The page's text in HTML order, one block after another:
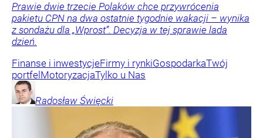
Prawie dwie trzecie Polaków chce przywrócenia
pakietu CPN na dwa ostatnie tygodnie wakacji – wynika
z sondażu dla „Wprost”. Decyzja w tej sprawie lada
dzień.
Finanse i inwestycjeFirmy i rynkiGospodarkaTwój
portfel MotoryzacjaTylko u Nas
Radosław Święcki